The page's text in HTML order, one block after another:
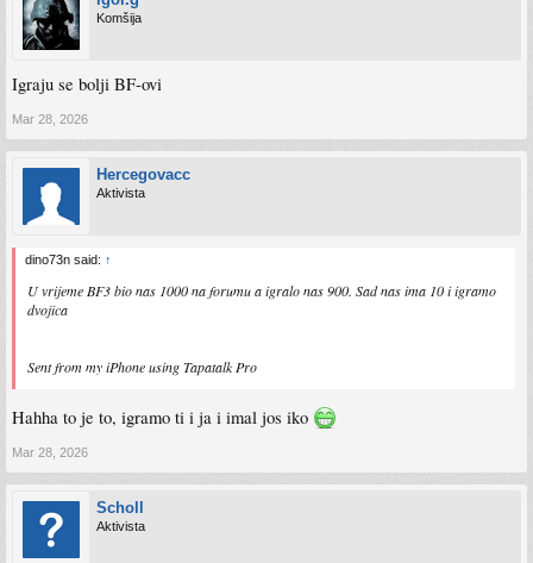
Komšija
Igraju se bolji BF-ovi
Mar 28, 2026
Hercegovacc
Aktivista
dino73n said: ↑
U vrijeme BF3 bio nas 1000 na forumu a igralo nas 900. Sad nas ima 10 i igramo
dvojica
Sent from my iPhone using Tapatalk Pro
Hahha to je to, igramo ti i ja i imal jos iko
Mar 28, 2026
Scholl
Aktivista